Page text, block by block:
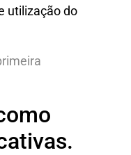
utilização do